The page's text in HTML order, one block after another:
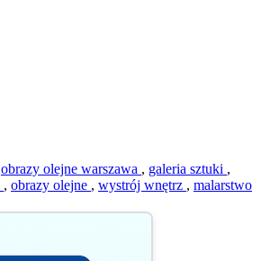
obrazy olejne warszawa , galeria sztuki ,
, obrazy olejne , wystrój wnętrz , malarstwo